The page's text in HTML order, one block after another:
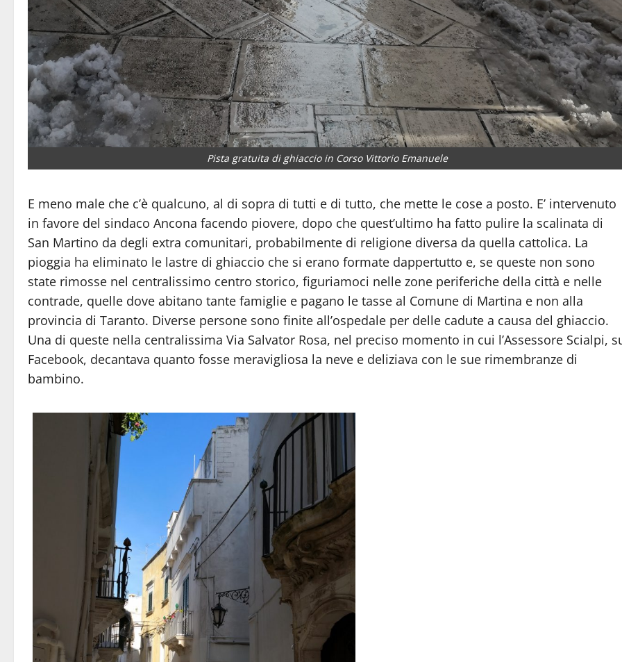
Pista gratuita di ghiaccio in Corso Vittorio Emanuele
E meno male che c’è qualcuno, al di sopra di tutti e di tutto, che mette le cose a posto. E’ intervenuto
in favore del sindaco Ancona facendo piovere, dopo che quest’ultimo ha fatto pulire la scalinata di
San Martino da degli extra comunitari, probabilmente di religione diversa da quella cattolica. La
pioggia ha eliminato le lastre di ghiaccio che si erano formate dappertutto e, se queste non sono
state rimosse nel centralissimo centro storico, figuriamoci nelle zone periferiche della città e nelle
contrade, quelle dove abitano tante famiglie e pagano le tasse al Comune di Martina e non alla
provincia di Taranto. Diverse persone sono finite all’ospedale per delle cadute a causa del ghiaccio.
Una di queste nella centralissima Via Salvator Rosa, nel preciso momento in cui l’Assessore Scialpi,
Facebook, decantava quanto fosse meravigliosa la neve e deliziava con le sue rimembranze di
bambino.